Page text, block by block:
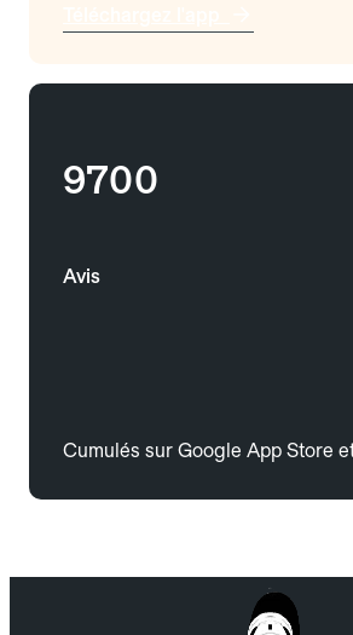
9700
Avis
Cumulés sur Google App Store